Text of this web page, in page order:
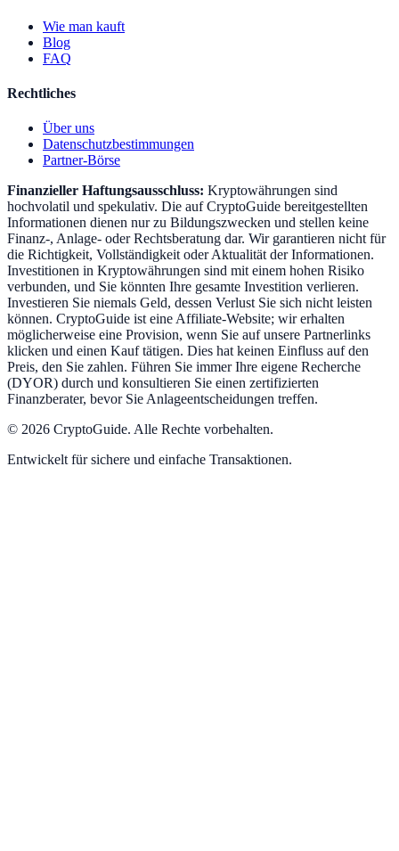
Wie man kauft
Blog
FAQ
Rechtliches
Über uns
Datenschutzbestimmungen
Partner-Börse
Finanzieller Haftungsausschluss: Kryptowährungen sind
hochvolatil und spekulativ. Die auf CryptoGuide bereitgestellten
Informationen dienen nur zu Bildungszwecken und stellen keine
Finanz-, Anlage- oder Rechtsberatung dar. Wir garantieren nicht für
die Richtigkeit, Vollständigkeit oder Aktualität der Informationen.
Investitionen in Kryptowährungen sind mit einem hohen Risiko
verbunden, und Sie könnten Ihre gesamte Investition verlieren.
Investieren Sie niemals Geld, dessen Verlust Sie sich nicht leisten
können. CryptoGuide ist eine Affiliate-Website; wir erhalten
möglicherweise eine Provision, wenn Sie auf unsere Partnerlinks
klicken und einen Kauf tätigen. Dies hat keinen Einfluss auf den
Preis, den Sie zahlen. Führen Sie immer Ihre eigene Recherche
(DYOR) durch und konsultieren Sie einen zertifizierten
Finanzberater, bevor Sie Anlageentscheidungen treffen.
© 2026 CryptoGuide. Alle Rechte vorbehalten.
Entwickelt für sichere und einfache Transaktionen.